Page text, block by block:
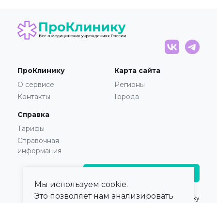
ПроКлинику
О сервисе
Контакты
Карта сайта
Регионы
Города
Справка
Тарифы
Справочная
информация
© 2021 — 2026,ПроКлинику
Мы используем cookie.
Это позволяет нам анализировать